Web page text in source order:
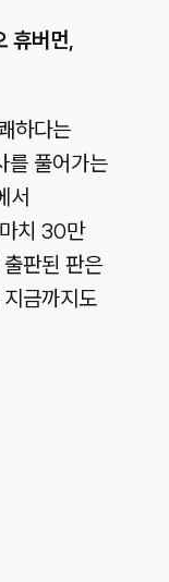
휴버먼,
하다는
를 풀어가는
서
치 30만
판된 판은
금까지도